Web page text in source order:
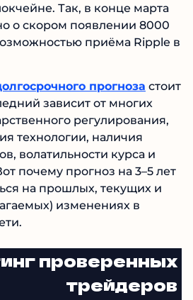
Так, в конце марта
о скором появлении 8000
приёма Ripple в
прогноза стоит
зависит от многих
регулирования,
технологии, наличия
волатильности курса и
почему прогноз на 3–5 лет
на прошлых, текущих и
изменениях в
проверенных
трейдеров